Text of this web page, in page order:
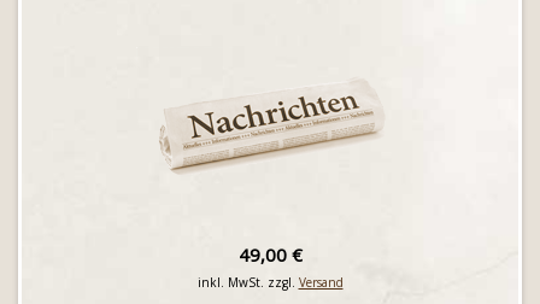
49,00 €
inkl. MwSt. zzgl. Versand